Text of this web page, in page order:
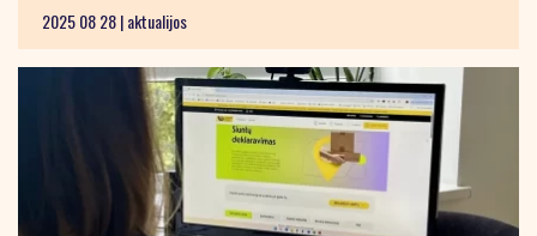
2025 08 28 |aktualijos